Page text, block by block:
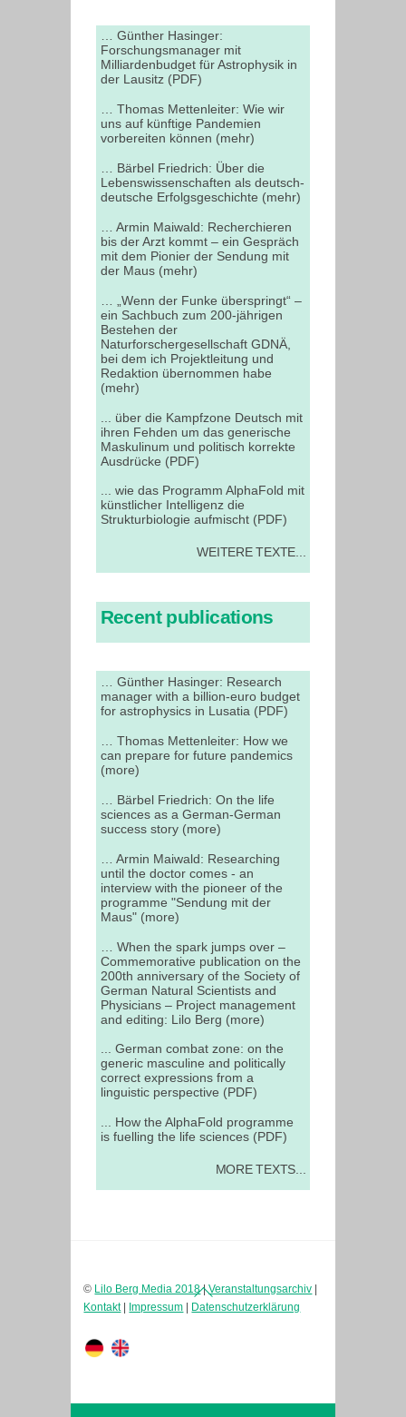
… Günther Hasinger:
Forschungsmanager mit
Milliardenbudget für Astrophysik in
der Lausitz (PDF)
… Thomas Mettenleiter: Wie wir
uns auf künftige Pandemien
vorbereiten können (mehr)
… Bärbel Friedrich: Über die
Lebenswissenschaften als deutsch-
deutsche Erfolgsgeschichte (mehr)
… Armin Maiwald: Recherchieren
bis der Arzt kommt – ein Gespräch
mit dem Pionier der Sendung mit
der Maus (mehr)
… „Wenn der Funke überspringt“ –
ein Sachbuch zum 200-jährigen
Bestehen der
Naturforschergesellschaft GDNÄ,
bei dem ich Projektleitung und
Redaktion übernommen habe
(mehr)
... über die Kampfzone Deutsch mit
ihren Fehden um das generische
Maskulinum und politisch korrekte
Ausdrücke (PDF)
... wie das Programm AlphaFold mit
künstlicher Intelligenz die
Strukturbiologie aufmischt (PDF)
WEITERE TEXTE...
Recent publications
… Günther Hasinger: Research
manager with a billion-euro budget
for astrophysics in Lusatia (PDF)
… Thomas Mettenleiter: How we
can prepare for future pandemics
(more)
… Bärbel Friedrich: On the life
sciences as a German-German
success story (more)
… Armin Maiwald: Researching
until the doctor comes - an
interview with the pioneer of the
programme "Sendung mit der
Maus" (more)
… When the spark jumps over –
Commemorative publication on the
200th anniversary of the Society of
German Natural Scientists and
Physicians – Project management
and editing: Lilo Berg (more)
... German combat zone: on the
generic masculine and politically
correct expressions from a
linguistic perspective (PDF)
... How the AlphaFold programme
is fuelling the life sciences (PDF)
MORE TEXTS...
Back
To
Top
© Lilo Berg Media 2018|Veranstaltungsarchiv |
Kontakt| Impressum | Datenschutzerklärung